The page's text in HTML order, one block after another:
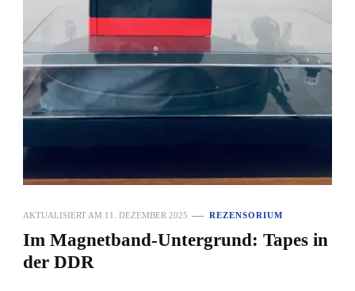
AKTUALISIERT AM 11. DEZEMBER 2025 REZENSORIUM
Im Magnetband-Untergrund: Tapes in
der DDR